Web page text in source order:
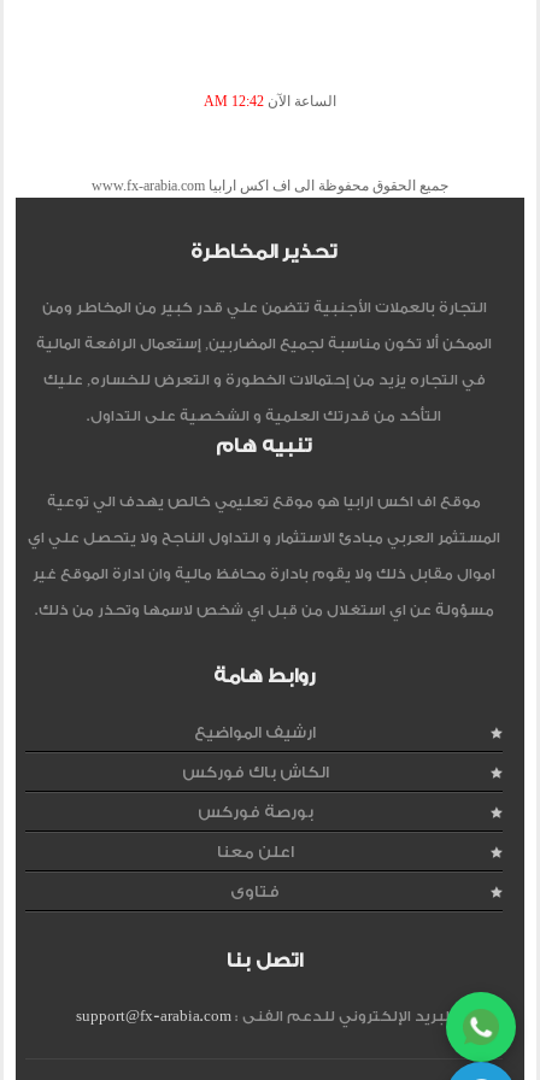
الساعة الآن 12:42 AM
جميع الحقوق محفوظة الى اف اكس ارابيا www.fx-arabia.com
تحذير المخاطرة
التجارة بالعملات الأجنبية تتضمن علي قدر كبير من المخاطر ومن
الممكن ألا تكون مناسبة لجميع المضاربين, إستعمال الرافعة المالية
في التجاره يزيد من إحتمالات الخطورة و التعرض للخساره, عليك
التأكد من قدرتك العلمية و الشخصية على التداول.
تنبيه هام
موقع اف اكس ارابيا هو موقع تعليمي خالص يهدف الي توعية
المستثمر العربي مبادئ الاستثمار و التداول الناجح ولا يتحصل علي اي
اموال مقابل ذلك ولا يقوم بادارة محافظ مالية وان ادارة الموقع غير
مسؤولة عن اي استغلال من قبل اي شخص لاسمها وتحذر من ذلك.
روابط هامة
ارشيف المواضيع
الكاش باك فوركس
بورصة فوركس
اعلن معنا
فتاوى
اتصل بنا
البريد الإلكتروني للدعم الفنى :support@fx-arabia.com